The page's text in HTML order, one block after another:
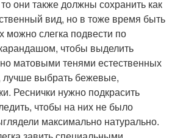
то они также должны сохранить как
вид, но в тоже время быть
можно слегка подвести по
чтобы выделить
матовыми тенями естественных
лучше выбрать бежевые,
Реснички нужно подкрасить
чтобы на них не было
максимально натурально.